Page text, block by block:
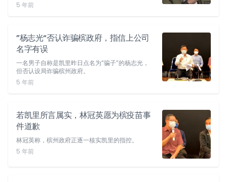
5 年前
”杨志光“否认诈骗槟政府，指信上公司
名字有误
一名男子自称是凯里昨日点名为“骗子”的杨志光，
但否认设局诈骗槟州政府。
5 年前
若凯里所言属实，林冠英愿为槟疫苗事
件道歉
林冠英称，槟州政府正逐一核实凯里的指控。
5 年前